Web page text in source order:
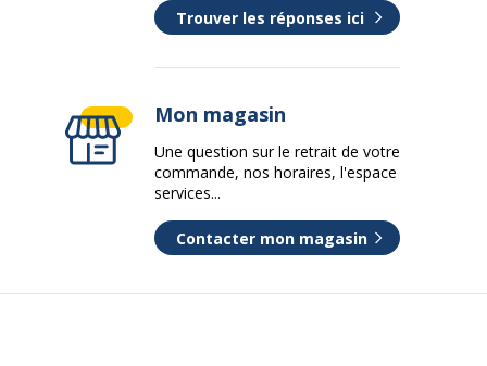
Trouver les réponses ici
Mon magasin
Une question sur le retrait de votre
commande, nos horaires, l'espace
services...
Contacter mon magasin